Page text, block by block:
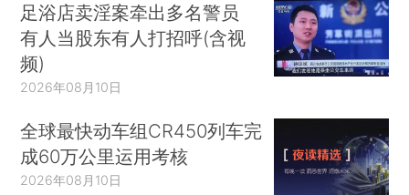
足浴店卖淫案牵出多名警员
有人当股东有人打招呼(含视
频)
2026年08月10日
全球最快动车组CR450列车完
成60万公里运用考核
2026年08月10日